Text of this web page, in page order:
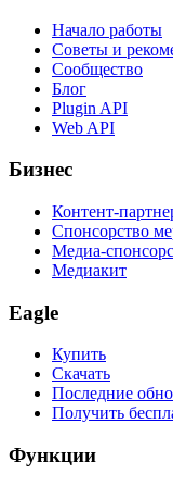
Начало работы
Советы и
Сообщество
Блог
Plugin API
Web API
Бизнес
Контент-
Спонсорство
Медиа-
Медиакит
Eagle
Купить
Скачать
Последние
Получить
Функции